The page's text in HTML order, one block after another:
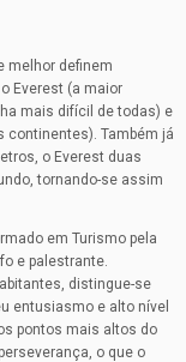
melhor definem
Everest (a maior
mais difícil de todas) e
continentes). Também já
o Everest duas
tornando-se assim
em Turismo pela
e palestrante.
distingue-se
entusiasmo e alto nível
pontos mais altos do
o que o